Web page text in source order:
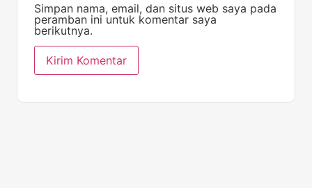
Simpan nama, email, dan situs web saya pada
peramban ini untuk komentar saya
berikutnya.